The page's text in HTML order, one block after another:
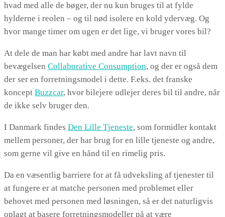
hvad med alle de bøger, der nu kun bruges til at fylde
hylderne i reolen – og til nød isolere en kold ydervæg. Og
hvor mange timer om ugen er det lige, vi bruger vores bil?
At dele de man har købt med andre har lavt navn til
bevægelsen Collaborative Consumption, og der er også dem
der ser en forretningsmodel i dette. F.eks. det franske
koncept Buzzcar, hvor bilejere udlejer deres bil til andre, når
de ikke selv bruger den.
I Danmark findes Den Lille Tjeneste, som formidler kontakt
mellem personer, der har brug for en lille tjeneste og andre,
som gerne vil give en hånd til en rimelig pris.
Da en væsentlig barriere for at få udveksling af tjenester til
at fungere er at matche personen med problemet eller
behovet med personen med løsningen, så er det naturligvis
oplagt at basere forretningsmodeller på at være